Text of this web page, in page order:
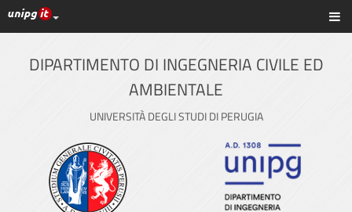
Vai
al
contenuto
principale
Link ai principali servizi web di Ateneo
DIPARTIMENTO DI INGEGNERIA CIVILE ED
AMBIENTALE
UNIVERSITÀ DEGLI STUDI DI PERUGIA